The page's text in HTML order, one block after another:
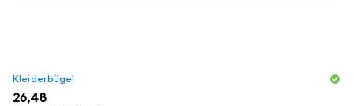
Kleiderbügel
EUR
26,48